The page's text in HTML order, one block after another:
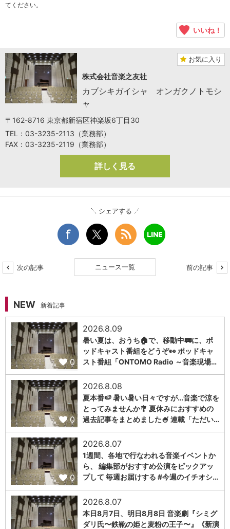
てください。
いいね！
お気に入り
株式会社音楽之友社
カブシキガイシャ オンガクノトモシ
ャ
〒162-8716 東京都新宿区神楽坂6丁目30
TEL：03-3235-2113（業務部）
FAX：03-3235-2119（業務部）
詳しく見る
シェアする
次の記事 ニュース一覧 前の記事
NEW 新着記事
0
2026.8.09
暑い夏は、おうち🏠で、移動中🚃に、ポ
ッドキャスト番組をどうぞ👀 ポッドキャ
スト番組「ONTOMO Radio ～音楽現場…
0
2026.8.08
夏本番🍉 暑い暑い日々ですが…音楽で涼を
とってみませんか🎐 夏休みにおすすめの
過去記事をまとめました🍧 連載「ただい…
0
2026.8.07
1週間、各地で行なわれる音楽イベントか
ら、 編集部がおすすめ公演をピックアッ
プして 毎週お届けする #今週のイチオシ…
2026.8.07
本日8月7日、明日8月8日 音楽劇『シミグ
ダリ氏〜鉄靴の姫と麦粉の王子〜』《新演